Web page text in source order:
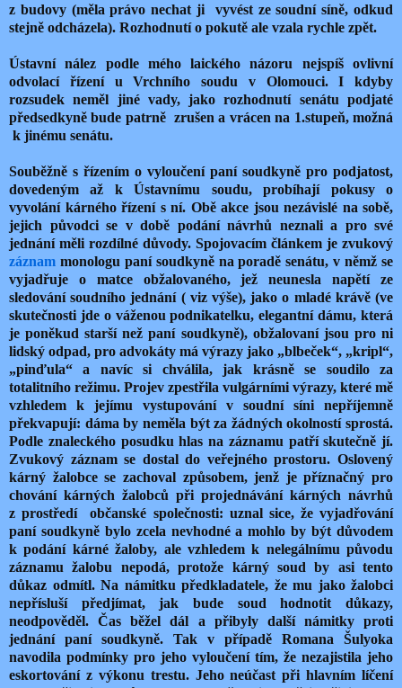
z budovy (měla právo nechat ji
vyvést ze soudní síně, odkud
stejně odcházela). Rozhodnutí o pokutě ale vzala rychle zpět.
Ústavní nález podle mého laického názoru nejspíš ovlivní
odvolací řízení u Vrchního soudu v Olomouci. I kdyby
rozsudek neměl jiné vady, jako rozhodnutí senátu podjaté
předsedkyně bude patrně zrušen a vrácen na 1.stupeň, možná
k jinému senátu.
Souběžně s řízením o vyloučení paní soudkyně pro podjatost,
dovedeným až k Ústavnímu soudu, probíhají pokusy o
vyvolání kárného řízení s ní. Obě akce jsou nezávislé na sobě,
jejich původci se v době podání návrhů neznali a pro své
jednání měli rozdílné důvody. Spojovacím článkem je zvukový
záznam monologu paní soudkyně na poradě senátu, v němž se
vyjadřuje o matce obžalovaného, jež neunesla napětí ze
sledování soudního jednání ( viz výše), jako o mladé krávě (ve
skutečnosti jde o váženou podnikatelku, elegantní dámu, která
je poněkud starší než paní soudkyně), obžalovaní jsou pro ni
lidský odpad, pro advokáty má výrazy jako „blbeček“, „kripl“,
„pinďula“ a navíc si chválila, jak krásně se soudilo za
totalitního režimu. Projev zpestřila vulgárními výrazy, které mě
vzhledem k jejímu vystupování v soudní síni nepříjemně
překvapují: dáma by neměla být za žádných okolností sprostá.
Podle znaleckého posudku hlas na záznamu patří skutečně jí.
Zvukový záznam se dostal do veřejného prostoru. Oslovený
kárný žalobce se zachoval způsobem, jenž je příznačný pro
chování kárných žalobců při projednávání kárných návrhů
z prostředí
občanské společnosti: uznal sice, že vyjadřování
paní soudkyně bylo zcela nevhodné a mohlo by být důvodem
k podání kárné žaloby, ale vzhledem k nelegálnímu původu
záznamu žalobu nepodá, protože kárný soud by asi tento
důkaz odmítl. Na námitku předkladatele, že mu jako žalobci
nepřísluší předjímat, jak bude soud hodnotit důkazy,
neodpověděl. Čas běžel dál a přibyly další námitky proti
jednání paní soudkyně. Tak v případě Romana Šulyoka
navodila podmínky pro jeho vyloučení tím, že nezajistila jeho
eskortování z výkonu trestu. Jeho neúčast při hlavním líčení